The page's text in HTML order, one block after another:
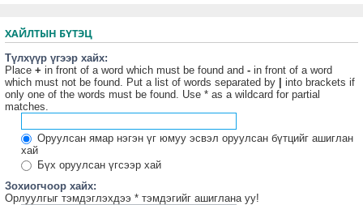
ХАЙЛТЫН БҮТЭЦ
Түлхүүр үгээр хайх:
Place + in front of a word which must be found and - in front of a word
which must not be found. Put a list of words separated by | into brackets if
only one of the words must be found. Use * as a wildcard for partial
matches.
Оруулсан ямар нэгэн үг юмуу эсвэл оруулсан бүтцийг ашиглан
хай
Бүх оруулсан үгсээр хай
Зохиогчоор хайх:
Орлуулгыг тэмдэглэхдээ * тэмдэгийг ашиглана уу!